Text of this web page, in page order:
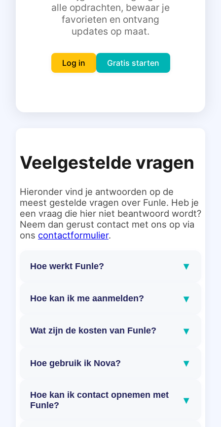
Inloggen
Gratis starten
alle opdrachten, bewaar je
favorieten en ontvang
updates op maat.
Log in Gratis starten
Veelgestelde vragen
Hieronder vind je antwoorden op de
meest gestelde vragen over Funle. Heb je
een vraag die hier niet beantwoord wordt?
Neem dan gerust contact met ons op via
ons contactformulier.
Hoe werkt Funle? ▾
Hoe kan ik me aanmelden? ▾
Wat zijn de kosten van Funle? ▾
Hoe gebruik ik Nova? ▾
Hoe kan ik contact opnemen met
Funle?
▾